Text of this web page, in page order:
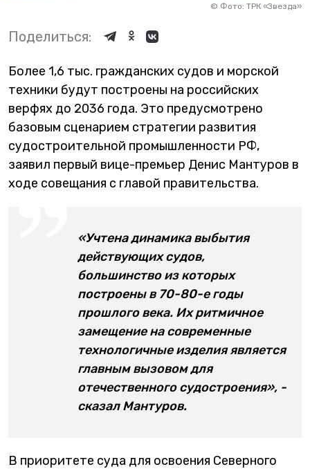
© Фото: ТРК «Звезда»
Поделиться:
Более 1,6 тыс. гражданских судов и морской
техники будут построены на российских
верфях до 2036 года. Это предусмотрено
базовым сценарием стратегии развития
судостроительной промышленности РФ,
заявил первый вице-премьер Денис Мантуров в
ходе совещания с главой правительства.
«Учтена динамика выбытия
действующих судов,
большинство из которых
построены в 70-80-е годы
прошлого века. Их ритмичное
замещение на современные
технологичные изделия является
главным вызовом для
отечественного судостроения», -
сказал Мантуров.
В приоритете суда для освоения Северного